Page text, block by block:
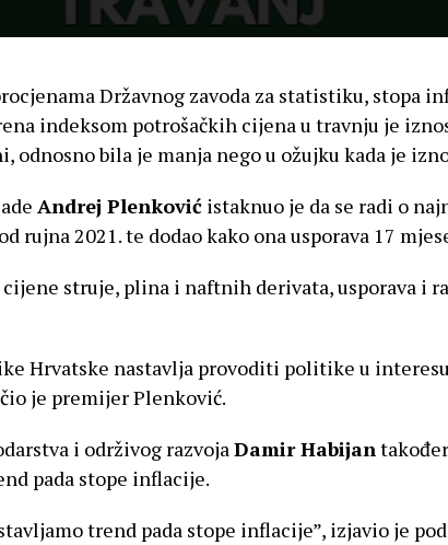
Državnog zavoda za statistiku, stopa
indeksom potrošačkih cijena u travnju je
odnosno bila je manja nego u ožujku kada je
Andrej Plenković istaknuo je da se radi o
rujna 2021. te dodao kako ona usporava 17
struje, plina i naftnih derivata, usporava i
Hrvatske nastavlja provoditi politike u
je premijer Plenković.
i održivog razvojaDamir Habijan
pada stope inflacije.
trend pada stope inflacije”, izjavio je